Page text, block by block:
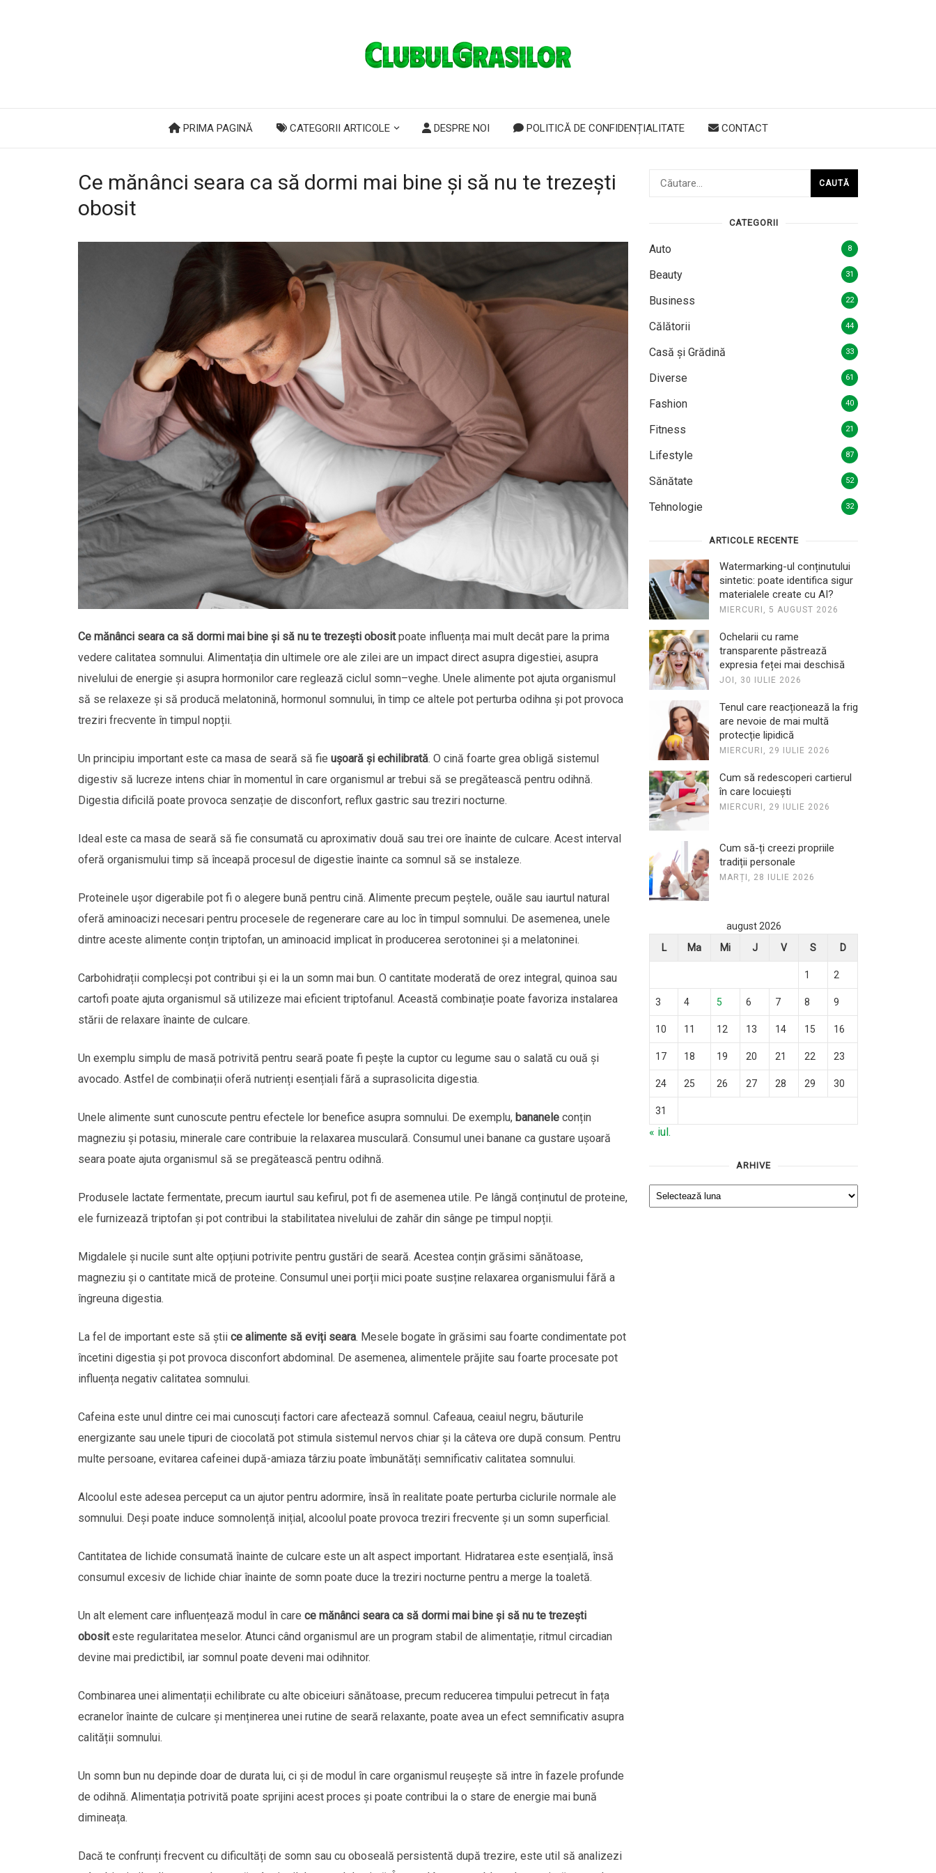
PRIMA PAGINĂ CATEGORII ARTICOLE DESPRE NOI POLITICĂ DE CONFIDENȚIALITATE CONTACT
Ce mănânci seara ca să dormi mai bine și să nu te trezești
obosit
Ce mănânci seara ca să dormi mai bine și să nu te trezești obositpoate influența mai mult decât pare la prima
vedere calitatea somnului. Alimentația din ultimele ore ale zilei are un impact direct asupra digestiei, asupra
nivelului de energie și asupra hormonilor care reglează ciclul somn–veghe. Unele alimente pot ajuta organismul
să se relaxeze și să producă melatonină, hormonul somnului, în timp ce altele pot perturba odihna și pot provoca
treziri frecvente în timpul nopții.
Un principiu important este ca masa de seară să fie ușoară și echilibrată. O cină foarte grea obligă sistemul
digestiv să lucreze intens chiar în momentul în care organismul ar trebui să se pregătească pentru odihnă.
Digestia dificilă poate provoca senzație de disconfort, reflux gastric sau treziri nocturne.
Ideal este ca masa de seară să fie consumată cu aproximativ două sau trei ore înainte de culcare. Acest interval
oferă organismului timp să înceapă procesul de digestie înainte ca somnul să se instaleze.
Proteinele ușor digerabile pot fi o alegere bună pentru cină. Alimente precum peștele, ouăle sau iaurtul natural
oferă aminoacizi necesari pentru procesele de regenerare care au loc în timpul somnului. De asemenea, unele
dintre aceste alimente conțin triptofan, un aminoacid implicat în producerea serotoninei și a melatoninei.
Carbohidrații complecși pot contribui și ei la un somn mai bun. O cantitate moderată de orez integral, quinoa sau
cartofi poate ajuta organismul să utilizeze mai eficient triptofanul. Această combinație poate favoriza instalarea
stării de relaxare înainte de culcare.
Un exemplu simplu de masă potrivită pentru seară poate fi pește la cuptor cu legume sau o salată cu ouă și
avocado. Astfel de combinații oferă nutrienți esențiali fără a suprasolicita digestia.
Unele alimente sunt cunoscute pentru efectele lor benefice asupra somnului. De exemplu, bananele conțin
magneziu și potasiu, minerale care contribuie la relaxarea musculară. Consumul unei banane ca gustare ușoară
seara poate ajuta organismul să se pregătească pentru odihnă.
Produsele lactate fermentate, precum iaurtul sau kefirul, pot fi de asemenea utile. Pe lângă conținutul de proteine,
ele furnizează triptofan și pot contribui la stabilitatea nivelului de zahăr din sânge pe timpul nopții.
Migdalele și nucile sunt alte opțiuni potrivite pentru gustări de seară. Acestea conțin grăsimi sănătoase,
magneziu și o cantitate mică de proteine. Consumul unei porții mici poate susține relaxarea organismului fără a
îngreuna digestia.
La fel de important este să știi ce alimente să eviți seara. Mesele bogate în grăsimi sau foarte condimentate pot
încetini digestia și pot provoca disconfort abdominal. De asemenea, alimentele prăjite sau foarte procesate pot
influența negativ calitatea somnului.
Cafeina este unul dintre cei mai cunoscuți factori care afectează somnul. Cafeaua, ceaiul negru, băuturile
energizante sau unele tipuri de ciocolată pot stimula sistemul nervos chiar și la câteva ore după consum. Pentru
multe persoane, evitarea cafeinei după-amiaza târziu poate îmbunătăți semnificativ calitatea somnului.
Alcoolul este adesea perceput ca un ajutor pentru adormire, însă în realitate poate perturba ciclurile normale ale
somnului. Deși poate induce somnolență inițial, alcoolul poate provoca treziri frecvente și un somn superficial.
Cantitatea de lichide consumată înainte de culcare este un alt aspect important. Hidratarea este esențială, însă
consumul excesiv de lichide chiar înainte de somn poate duce la treziri nocturne pentru a merge la toaletă.
Un alt element care influențează modul în care ce mănânci seara ca să dormi mai bine și să nu te trezești
obositeste regularitatea meselor. Atunci când organismul are un program stabil de alimentație, ritmul circadian
devine mai predictibil, iar somnul poate deveni mai odihnitor.
Combinarea unei alimentații echilibrate cu alte obiceiuri sănătoase, precum reducerea timpului petrecut în fața
ecranelor înainte de culcare și menținerea unei rutine de seară relaxante, poate avea un efect semnificativ asupra
calității somnului.
Un somn bun nu depinde doar de durata lui, ci și de modul în care organismul reușește să intre în fazele profunde
de odihnă. Alimentația potrivită poate sprijini acest proces și poate contribui la o stare de energie mai bună
dimineața.
Dacă te confrunți frecvent cu dificultăți de somn sau cu oboseală persistentă după trezire, este util să analizezi
Caută
după:
CATEGORII
Auto 8
Beauty 31
Business 22
Călătorii 44
Casă și Grădină 33
Diverse 61
Fashion 40
Fitness 21
Lifestyle 87
Sănătate 52
Tehnologie 32
ARTICOLE RECENTE
Watermarking-ul conținutului
sintetic: poate identifica sigur
materialele create cu AI?
MIERCURI, 5 AUGUST 2026
Ochelarii cu rame
transparente păstrează
expresia feței mai deschisă
JOI, 30 IULIE 2026
Tenul care reacționează la frig
are nevoie de mai multă
protecție lipidică
MIERCURI, 29 IULIE 2026
Cum să redescoperi cartierul
în care locuiești
MIERCURI, 29 IULIE 2026
Cum să-ți creezi propriile
tradiții personale
MARȚI, 28 IULIE 2026
august 2026
L
Ma Mi J V S D
1 2
3 4 5 6 7 8 9
10 11 12 13 14 15 16
17 18 19 20 21 22 23
24 25 26 27 28 29 30
31
« iul.
ARHIVE
Arhive